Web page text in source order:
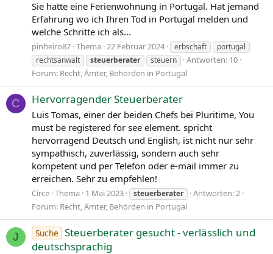
Sie hatte eine Ferienwohnung in Portugal. Hat jemand
Erfahrung wo ich Ihren Tod in Portugal melden und
welche Schritte ich als...
pinheiro87 Thema 22 Februar 2024 erbschaft
portugal
rechtsanwalt
steuerberater steuern
Antworten: 10
Forum: Recht, Ämter, Behörden in Portugal
C Hervorragender Steuerberater
Luis Tomas, einer der beiden Chefs bei Pluritime, You
must be registered for see element. spricht
hervorragend Deutsch und English, ist nicht nur sehr
sympathisch, zuverlässig, sondern auch sehr
kompetent und per Telefon oder e-mail immer zu
erreichen. Sehr zu empfehlen!
Circe Thema 1 Mai 2023 steuerberater
Antworten: 2
Forum: Recht, Ämter, Behörden in Portugal
J Suche Steuerberater gesucht - verlässlich und
deutschsprachig